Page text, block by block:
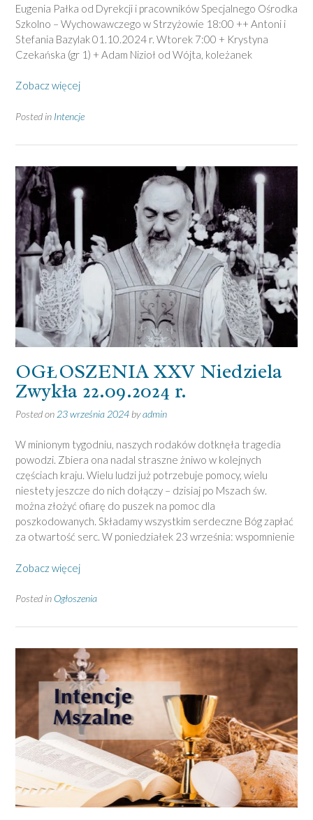
Eugenia Pałka od Dyrekcji i pracowników Specjalnego Ośrodka
Szkolno – Wychowawczego w Strzyżowie 18:00 ++ Antoni i
Stefania Bazylak 01.10.2024 r. Wtorek 7:00 + Krystyna
Czekańska (gr 1) + Adam Nizioł od Wójta, koleżanek
Zobacz więcej
Posted in Intencje
OGŁOSZENIA XXV Niedziela
Zwykła 22.09.2024 r.
Posted on 23 września 2024 byadmin
W minionym tygodniu, naszych rodaków dotknęła tragedia
powodzi. Zbiera ona nadal straszne żniwo w kolejnych
częściach kraju. Wielu ludzi już potrzebuje pomocy, wielu
niestety jeszcze do nich dołączy – dzisiaj po Mszach św.
można złożyć ofiarę do puszek na pomoc dla
poszkodowanych. Składamy wszystkim serdeczne Bóg zapłać
za otwartość serc. W poniedziałek 23 września: wspomnienie
Zobacz więcej
Posted in Ogłoszenia